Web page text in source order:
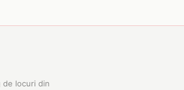
de locuri din